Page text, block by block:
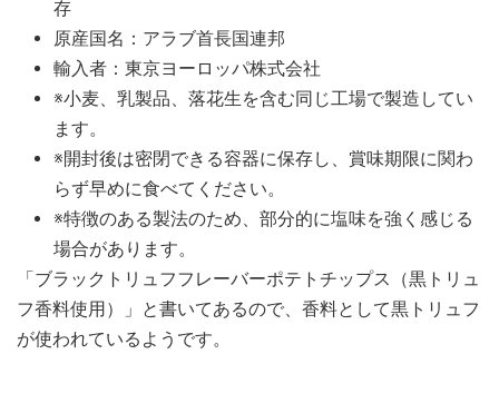
存
原産国名：アラブ首長国連邦
輸入者：東京ヨーロッパ株式会社
※小麦、乳製品、落花生を含む同じ工場で製造してい
ます。
※開封後は密閉できる容器に保存し、賞味期限に関わ
らず早めに食べてください。
※特徴のある製法のため、部分的に塩味を強く感じる
場合があります。
「ブラックトリュフフレーバーポテトチップス（黒トリュ
フ香料使用）」と書いてあるので、香料として黒トリュフ
が使われているようです。